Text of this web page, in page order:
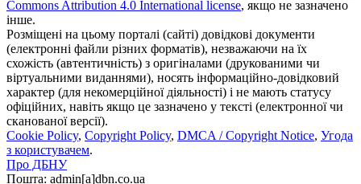
Commons Attribution 4.0 International license, якщо не зазначено
інше.
Розміщені на цьому порталі (сайті) довідкові документи
(електронні файли різних форматів), незважаючи на їх
схожість (автентичність) з оригіналами (друкованими чи
віртуальними виданнями), носять інформаційно-довідковий
характер (для некомерційної діяльності) і не мають статусу
офіційних, навіть якщо це зазначено у тексті (електронної чи
сканованої версії).
Cookie Policy, Copyright Policy, DMCA / Copyright Notice, Угода
з користувачем.
Про ДБНУ
Пошта: admin[а]dbn.co.ua